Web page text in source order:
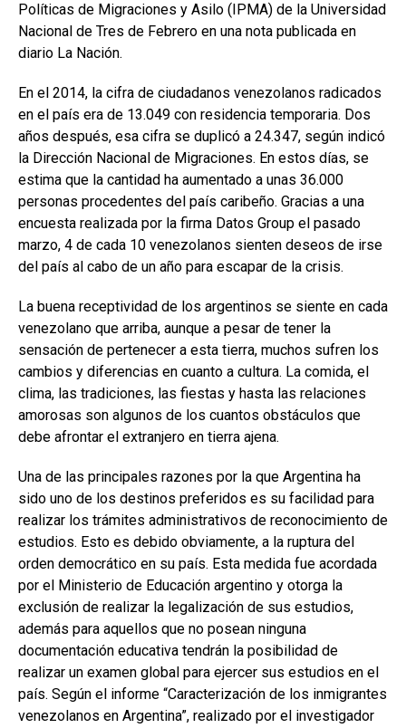
Políticas de Migraciones y Asilo (IPMA) de la Universidad
Nacional de Tres de Febrero en una nota publicada en
diario La Nación.
En el 2014, la cifra de ciudadanos venezolanos radicados
en el país era de 13.049 con residencia temporaria. Dos
años después, esa cifra se duplicó a 24.347, según indicó
la Dirección Nacional de Migraciones. En estos días, se
estima que la cantidad ha aumentado a unas 36.000
personas procedentes del país caribeño. Gracias a una
encuesta realizada por la firma Datos Group el pasado
marzo, 4 de cada 10 venezolanos sienten deseos de irse
del país al cabo de un año para escapar de la crisis.
La buena receptividad de los argentinos se siente en cada
venezolano que arriba, aunque a pesar de tener la
sensación de pertenecer a esta tierra, muchos sufren los
cambios y diferencias en cuanto a cultura. La comida, el
clima, las tradiciones, las fiestas y hasta las relaciones
amorosas son algunos de los cuantos obstáculos que
debe afrontar el extranjero en tierra ajena.
Una de las principales razones por la que Argentina ha
sido uno de los destinos preferidos es su facilidad para
realizar los trámites administrativos de reconocimiento de
estudios. Esto es debido obviamente, a la ruptura del
orden democrático en su país. Esta medida fue acordada
por el Ministerio de Educación argentino y otorga la
exclusión de realizar la legalización de sus estudios,
además para aquellos que no posean ninguna
documentación educativa tendrán la posibilidad de
realizar un examen global para ejercer sus estudios en el
país. Según el informe “Caracterización de los inmigrantes
venezolanos en Argentina”, realizado por el investigador